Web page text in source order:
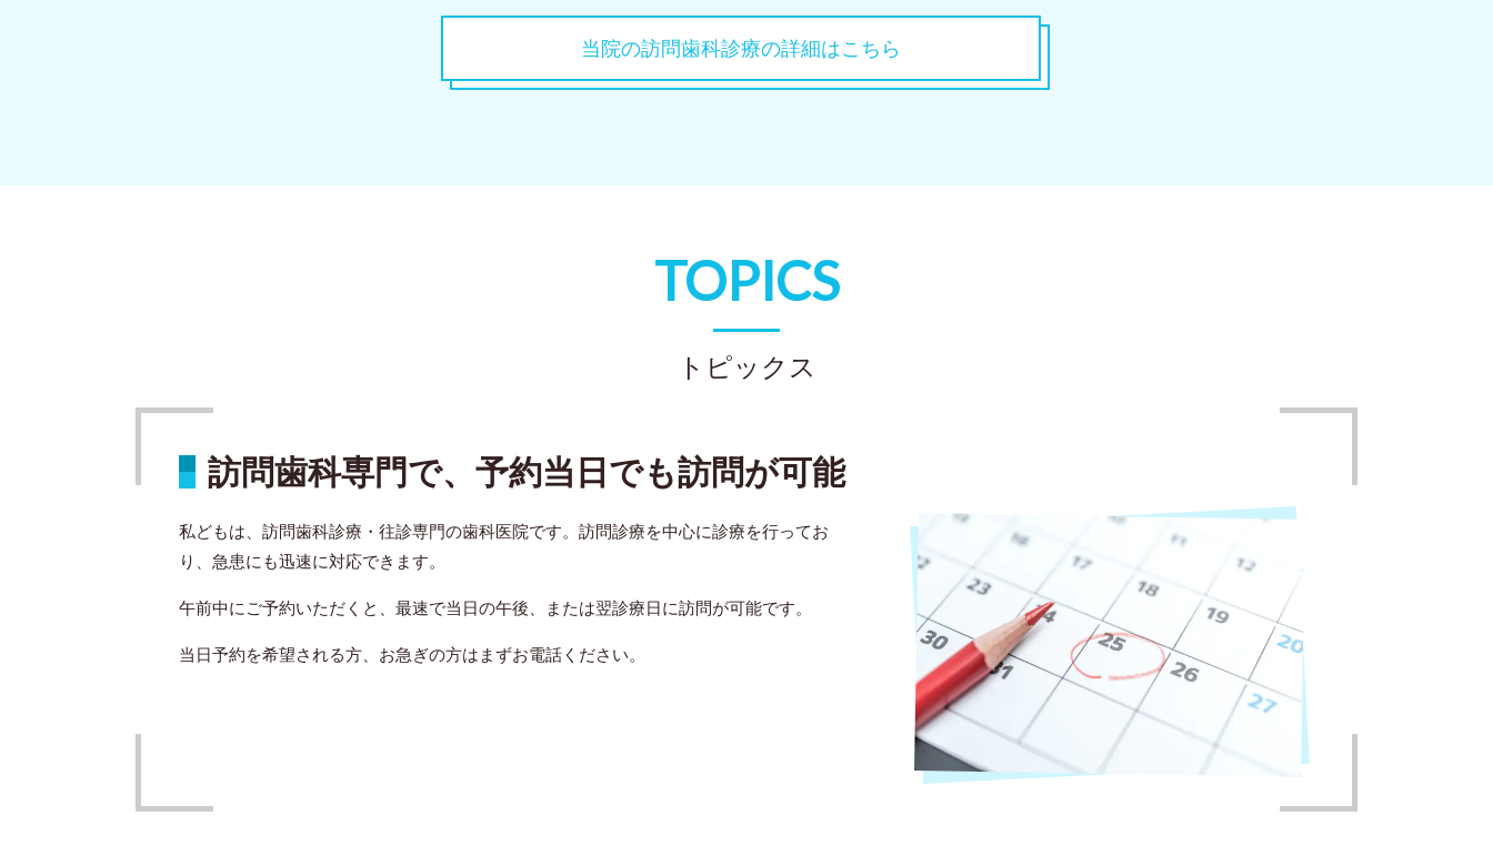
当院の訪問歯科診療の詳細はこちら
TOPICS
トピックス
訪問歯科専門で、予約当日でも訪問が可能
私どもは、訪問歯科診療・往診専門の歯科医院です。訪問診療を中心に診療を行ってお
り、急患にも迅速に対応できます。
午前中にご予約いただくと、最速で当日の午後、または翌診療日に訪問が可能です。
当日予約を希望される方、お急ぎの方はまずお電話ください。